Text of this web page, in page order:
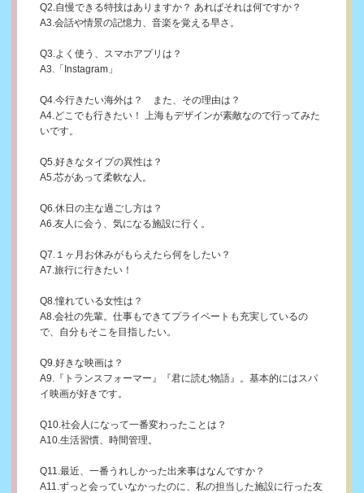
Q2.自慢できる特技はありますか？ あればそれは何ですか？
A3.会話や情景の記憶力、音楽を覚える早さ。
Q3.よく使う、スマホアプリは？
A3.「Instagram」
Q4.今行きたい海外は？ また、その理由は？
A4.どこでも行きたい！ 上海もデザインが素敵なので行ってみた
いです。
Q5.好きなタイプの異性は？
A5.芯があって柔軟な人。
Q6.休日の主な過ごし方は？
A6.友人に会う、気になる施設に行く。
Q7.１ヶ月お休みがもらえたら何をしたい？
A7.旅行に行きたい！
Q8.憧れている女性は？
A8.会社の先輩。仕事もできてプライベートも充実しているの
で、自分もそこを目指したい。
Q9.好きな映画は？
A9.『トランスフォーマー』『君に読む物語』。基本的にはスパ
イ映画が好きです。
Q10.社会人になって一番変わったことは？
A10.生活習慣、時間管理。
Q11.最近、一番うれしかった出来事はなんですか？
A11.ずっと会っていなかったのに、私の担当した施設に行った友